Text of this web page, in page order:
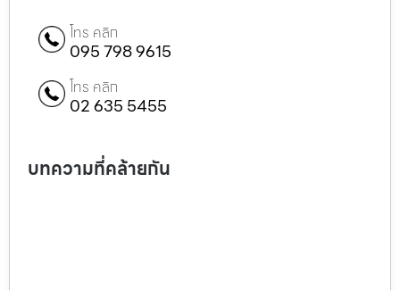
โทร คลิก
095 798 9615
โทร คลิก
02 635 5455
บทความที่คล้ายกัน